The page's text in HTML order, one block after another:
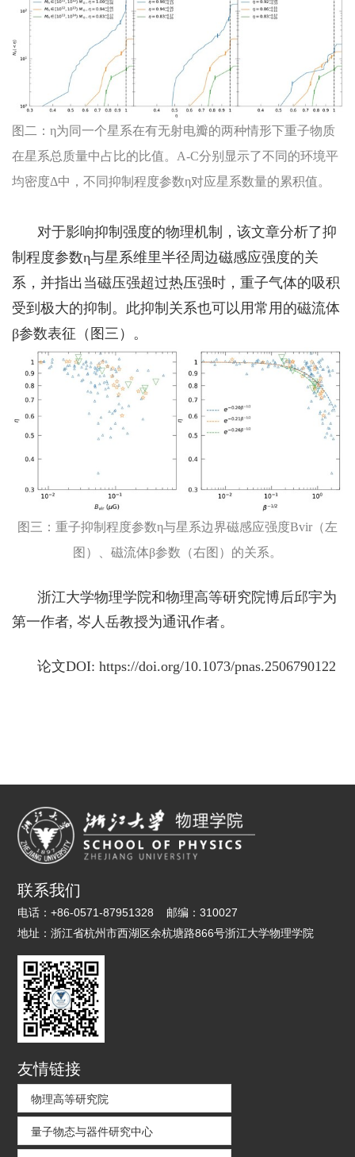
图二： η为同一个星系在有无射电瓣的两种情形下重子物质
在星系总质量中占比的比值。 A-C分别显示了不同的环境平
均密度Δ中，不同抑制程度参数η对应星系数量的累积值。
对于影响抑制强度的物理机制，该文章分析了抑
制程度参数η与星系维里半径周边磁感应强度的关
系，并指出当磁压强超过热压强时，重子气体的吸积
受到极大的抑制。此抑制关系也可以用常用的磁流体
β参数表征（图三）。
图三：重子抑制程度参数η与星系边界磁感应强度Bvir（左
图）、磁流体β参数（右图）的关系。
浙江大学物理学院和物理高等研究院博后邱宇为
第一作者, 岑人岳教授为通讯作者。
论文DOI: https://doi.org/10.1073/pnas.2506790122
联系我们
电话：+86-0571-87951328 邮编：310027
地址：浙江省杭州市西湖区余杭塘路866号浙江大学物理学院
友情链接
物理高等研究院
量子物态与器件研究中心